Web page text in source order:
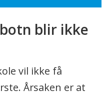
blir ikke
vil ikke få
Årsaken er at